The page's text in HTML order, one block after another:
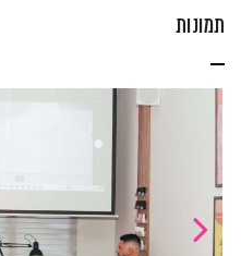
תמונות